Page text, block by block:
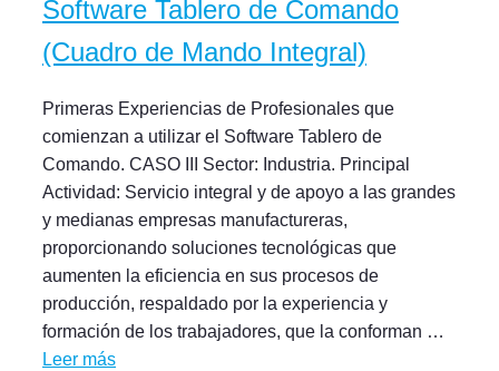
Software Tablero de Comando
(Cuadro de Mando Integral)
Primeras Experiencias de Profesionales que
comienzan a utilizar el Software Tablero de
Comando. CASO III Sector: Industria. Principal
Actividad: Servicio integral y de apoyo a las grandes
y medianas empresas manufactureras,
proporcionando soluciones tecnológicas que
aumenten la eficiencia en sus procesos de
producción, respaldado por la experiencia y
formación de los trabajadores, que la conforman …
Leer más